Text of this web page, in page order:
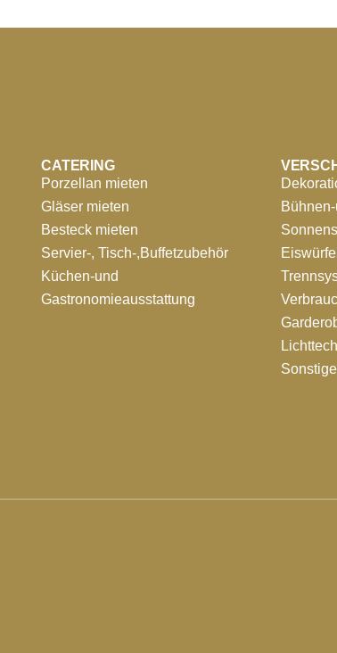
CATERING
Porzellan mieten
Gläser mieten
Besteck mieten
Servier-, Tisch-,Buffetzubehör
Küchen-und
Gastronomieausstattung